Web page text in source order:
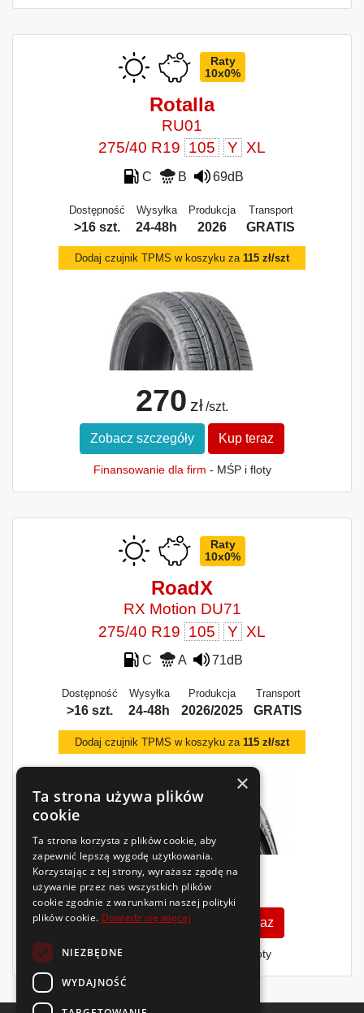
Raty
10x0%
Rotalla
RU01
275/40 R19 105 Y XL
C B 69dB
Dostępność
>16 szt.
Wysyłka
24-48h
Produkcja
2026
Transport
GRATIS
Dodaj czujnik TPMS w koszyku za 115 zł/szt
270 zł /szt.
Zobacz szczegóły Kup teraz
Finansowanie dla firm - MŚP i floty
Raty
10x0%
RoadX
RX Motion DU71
275/40 R19 105 Y XL
C A 71dB
Dostępność
>16 szt.
Wysyłka
24-48h
Produkcja
2026/2025
Transport
GRATIS
Dodaj czujnik TPMS w koszyku za 115 zł/szt
318 zł/szt.
Zobacz szczegóły Kup teraz
Finansowanie dla firm - MŚP i floty
×
Ta strona używa plików
cookie
Ta strona korzysta z plików cookie, aby
zapewnić lepszą wygodę użytkowania.
Korzystając z tej strony, wyrażasz zgodę na
używanie przez nas wszystkich plików
cookie zgodnie z warunkami naszej polityki
plików cookie. Dowiedz się więcej
NIEZBĘDNE
WYDAJNOŚĆ